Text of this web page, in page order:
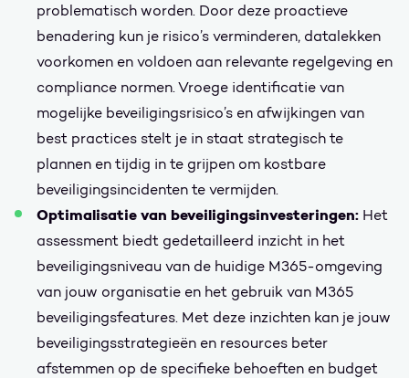
problematisch worden. Door deze proactieve
benadering kun je risico’s verminderen, datalekken
voorkomen en voldoen aan relevante regelgeving en
compliance normen. Vroege identificatie van
mogelijke beveiligingsrisico’s en afwijkingen van
best practices stelt je in staat strategisch te
plannen en tijdig in te grijpen om kostbare
beveiligingsincidenten te vermijden.
Optimalisatie van beveiligingsinvesteringen: Het
assessment biedt gedetailleerd inzicht in het
beveiligingsniveau van de huidige M365-omgeving
van jouw organisatie en het gebruik van M365
beveiligingsfeatures. Met deze inzichten kan je jouw
beveiligingsstrategieën en resources beter
afstemmen op de specifieke behoeften en budget